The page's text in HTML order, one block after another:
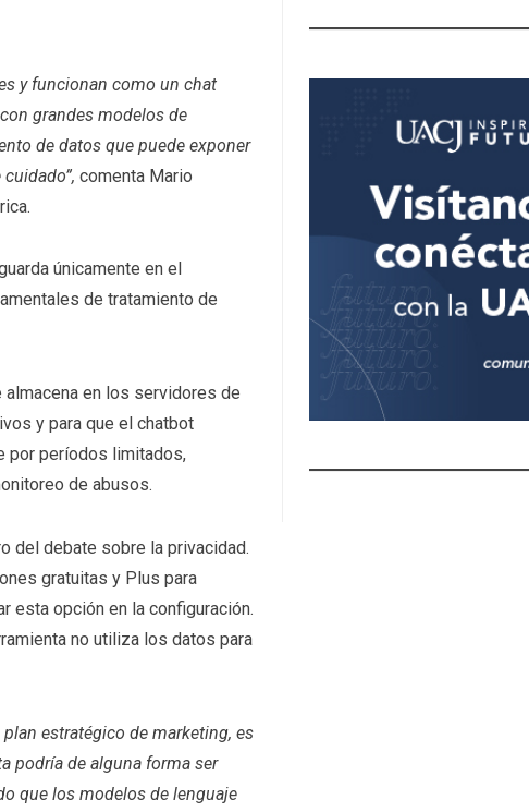
y funcionan como un chat
grandes modelos de
de datos que puede exponer
comenta Mario
únicamente en el
de tratamiento de
almacena en los servidores de
y para que el chatbot
por períodos limitados,
de abusos.
del debate sobre la privacidad.
gratuitas y Plus para
esta opción en la configuración.
no utiliza los datos para
estratégico de marketing, es
podría de alguna forma ser
que los modelos de lenguaje